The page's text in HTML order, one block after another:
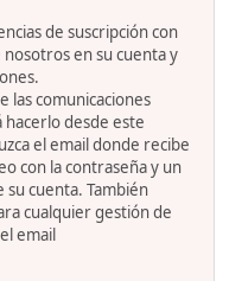
de suscripción con
en su cuenta y
las comunicaciones
desde este
el email donde recibe
con la contraseña y un
cuenta. También
cualquier gestión de
email